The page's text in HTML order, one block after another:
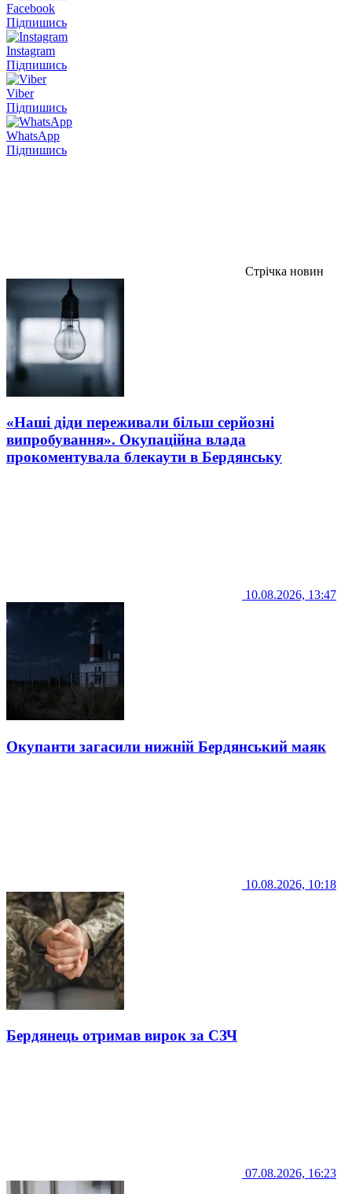
Facebook
Підпишись
Instagram
Підпишись
Viber
Підпишись
WhatsApp
Підпишись
Стрічка новин
«Наші діди переживали більш серйозні
випробування». Окупаційна влада
прокоментувала блекаути в Бердянську
10.08.2026, 13:47
Окупанти загасили нижній Бердянський маяк
10.08.2026, 10:18
Бердянець отримав вирок за СЗЧ
07.08.2026, 16:23